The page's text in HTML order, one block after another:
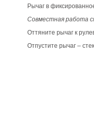
Рычаг в
Совместная работа
Оттяните рычаг к
Отпустите рычаг –